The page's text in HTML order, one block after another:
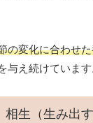
の変化に合わせ
え続けています
相生（生み出す